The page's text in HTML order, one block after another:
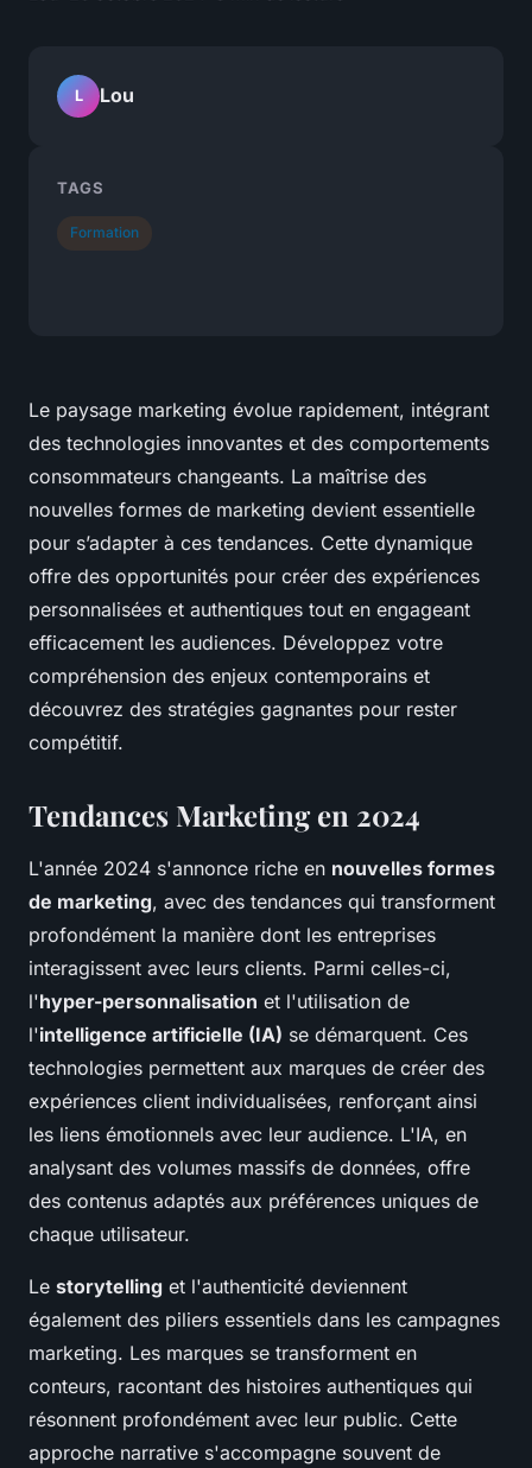
Le paysage marketing évolue rapidement, intégrant
des technologies innovantes et des comportements
consommateurs changeants. La maîtrise des
nouvelles formes de marketing devient essentielle
pour s’adapter à ces tendances. Cette dynamique
offre des opportunités pour créer des expériences
personnalisées et authentiques tout en engageant
efficacement les audiences. Développez votre
compréhension des enjeux contemporains et
découvrez des stratégies gagnantes pour rester
compétitif.
Tendances Marketing en 2024
L'année 2024 s'annonce riche en nouvelles formes
de marketing, avec des tendances qui transforment
profondément la manière dont les entreprises
interagissent avec leurs clients. Parmi celles-ci,
l'hyper-personnalisation et l'utilisation de
l'intelligence artificielle (IA) se démarquent. Ces
technologies permettent aux marques de créer des
expériences client individualisées, renforçant ainsi
les liens émotionnels avec leur audience. L'IA, en
analysant des volumes massifs de données, offre
des contenus adaptés aux préférences uniques de
chaque utilisateur.
Le storytelling et l'authenticité deviennent
également des piliers essentiels dans les campagnes
marketing. Les marques se transforment en
conteurs, racontant des histoires authentiques qui
résonnent profondément avec leur public. Cette
approche narrative s'accompagne souvent de
L Lou
TAGS
Formation